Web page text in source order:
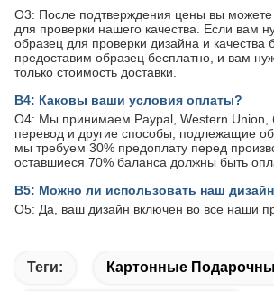
О3: После подтверждения цены вы можете
для проверки нашего качества. Если вам
образец для проверки дизайна и качества
предоставим образец бесплатно, и вам
только стоимость доставки.
В4: Каковы ваши условия оплаты?
О4: Мы принимаем Paypal, Western Union,
перевод и другие способы, подлежащие
мы требуем 30% предоплату перед
оставшиеся 70% баланса должны быть
В5: Можно ли использовать наш
О5: Да, ваш дизайн включен во все наши
Теги: Картонные